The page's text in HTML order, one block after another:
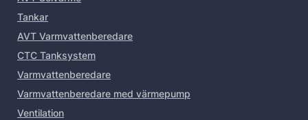
Tankar
AVT Varmvattenberedare
CTC Tanksystem
Varmvattenberedare
Varmvattenberedare med värmepump
Ventilation